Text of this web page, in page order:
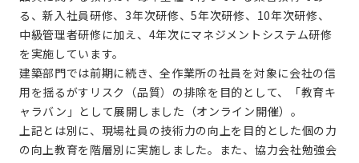
る、新入社員研修、3年次研修、5年次研修、10年次研修、
中級管理者研修に加え、4年次にマネジメントシステム研修
を実施しています。
建築部門では前期に続き、全作業所の社員を対象に会社の信
用を揺るがすリスク（品質）の排除を目的として、「教育キ
ャラバン」として展開しました（オンライン開催）。
上記とは別に、現場社員の技術力の向上を目的とした個の力
の向上教育を階層別に実施しました。また、協力会社勉強会